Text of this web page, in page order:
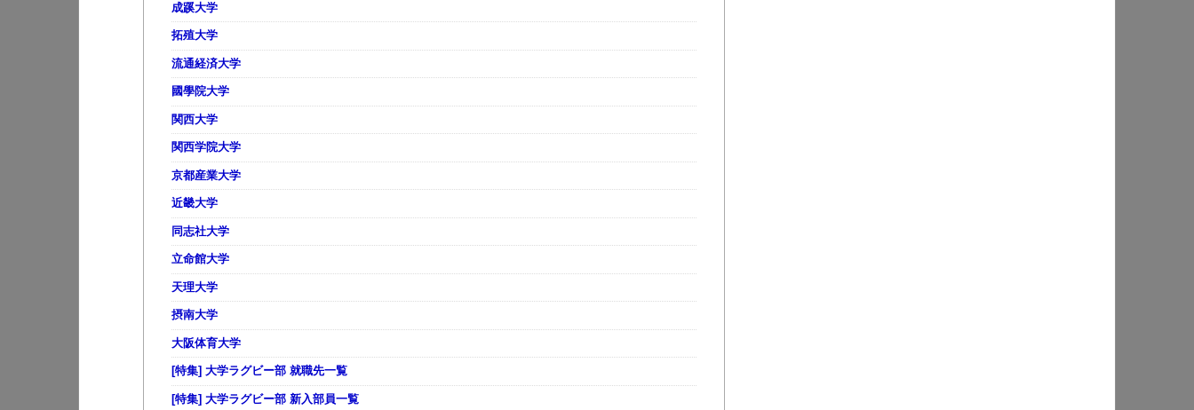
成蹊大学
拓殖大学
流通経済大学
國學院大学
関西大学
関西学院大学
京都産業大学
近畿大学
同志社大学
立命館大学
天理大学
摂南大学
大阪体育大学
[特集] 大学ラグビー部 就職先一覧
[特集] 大学ラグビー部 新入部員一覧